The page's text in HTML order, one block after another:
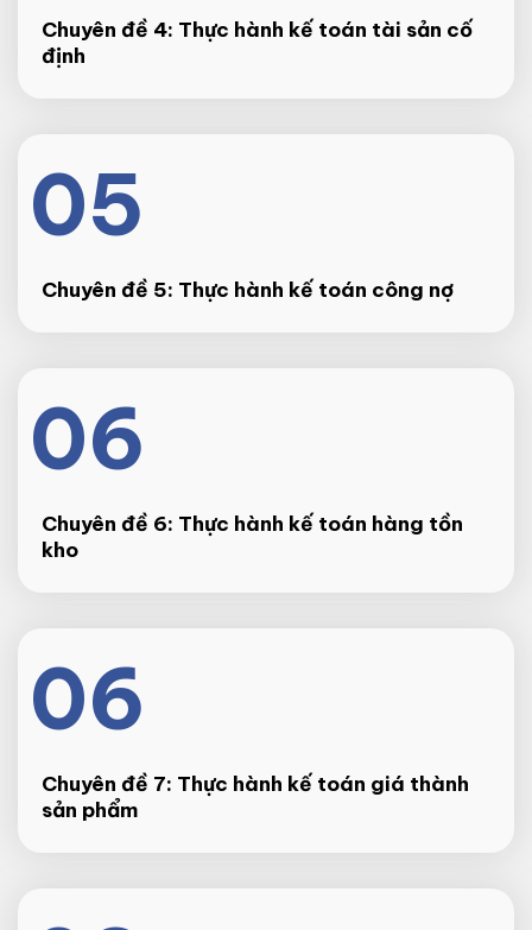
Chuyên đề 4: Thực hành kế toán tài sản cố
định
05
Chuyên đề 5: Thực hành kế toán công nợ
06
Chuyên đề 6: Thực hành kế toán hàng tồn
kho
06
Chuyên đề 7: Thực hành kế toán giá thành
sản phẩm